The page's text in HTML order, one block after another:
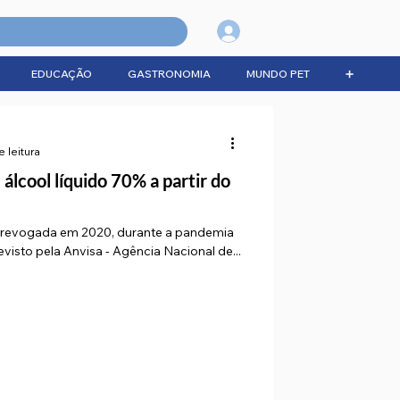
EDUCAÇÃO GASTRONOMIA MUNDO PET ➕
líquido 70% a partir do
em 2020, durante a pandemia
pela Anvisa - Agência Nacional de...
leitura